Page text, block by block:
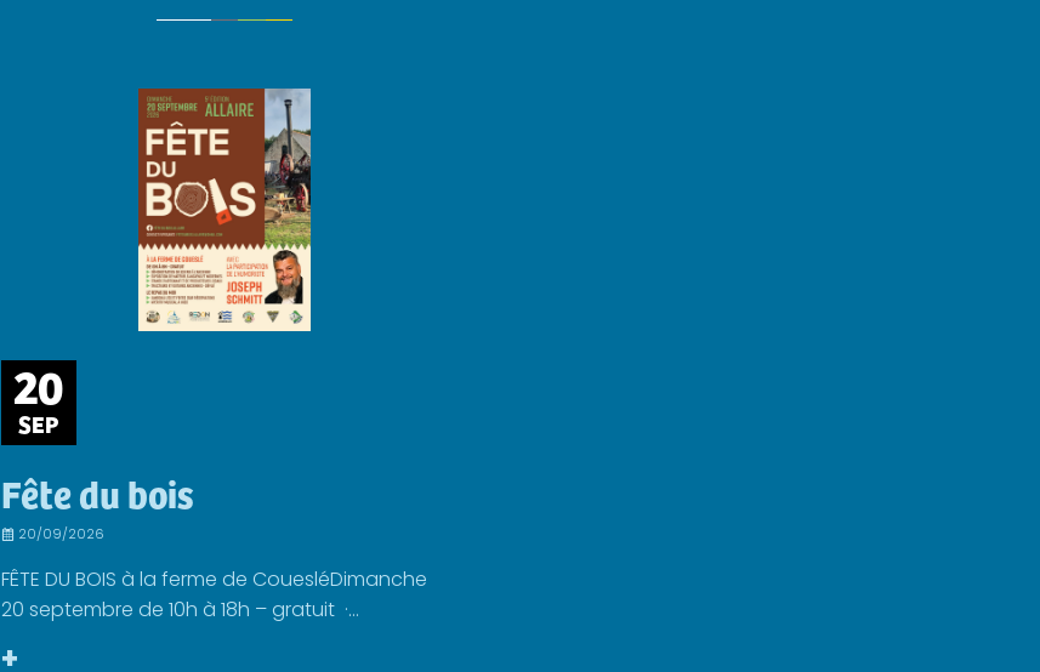
20
SEP
Fête du bois
20/09/2026
FÊTE DU BOIS à la ferme de CouesléDimanche
20 septembre de 10h à 18h – gratuit ·...
+